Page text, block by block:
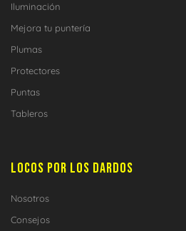
Iluminación
Mejora tu puntería
Plumas
Protectores
Puntas
Tableros
LOCOS POR LOS DARDOS
Nosotros
Consejos